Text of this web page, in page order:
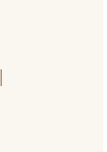
of RT B